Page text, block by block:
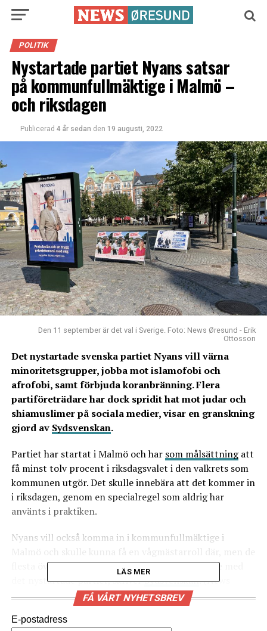
POLITIK
Nystartade partiet Nyans satsar
på kommunfullmäktige i Malmö –
och riksdagen
Publicerad 4 år sedan den 19 augusti, 2022
Den 11 september är det val i Sverige. Foto: News Øresund - Erik
Ottosson
Det nystartade svenska partiet Nyans vill värna
minoritetsgrupper, jobba mot islamofobi och
afrofobi, samt förbjuda koranbränning. Flera
partiföreträdare har dock spridit hat mot judar och
shiamuslimer på sociala medier, visar en granskning
gjord av Sydsvenskan.
Partiet har startat i Malmö och har som målsättningatt
få minst tolv procent i riksdagsvalet i den valkrets som
kommunen utgör. Det skulle innebära att det kommer in
i riksdagen, genom en specialregel som aldrig har
använts i praktiken.
Nyans vill också komma in i kommunfullmäktige i
flesta övriga partier är tveksamma till samarbete med
det nystartade partiet, skriverSydsvenskan. (News
Øresund)
LÄS OCKSÅ:
LÄS MER
FÅ VÅRT NYHETSBREV
E-postadress